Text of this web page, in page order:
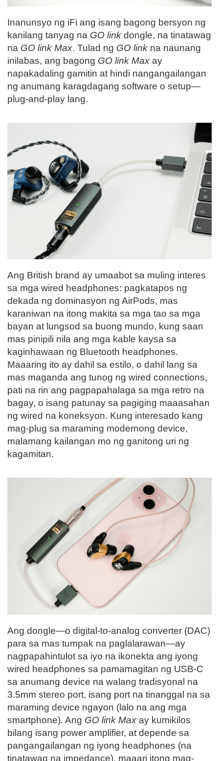
Inanunsyo ng iFi ang isang bagong bersyon ng
kanilang tanyag na GO link dongle, na tinatawag
na GO link Max. Tulad ng GO link na naunang
inilabas, ang bagong GO link Max ay
napakadaling gamitin at hindi nangangailangan
ng anumang karagdagang software o setup—
plug-and-play lang.
Ang British brand ay umaabot sa muling interes
sa mga wired headphones: pagkatapos ng
dekada ng dominasyon ng AirPods, mas
karaniwan na itong makita sa mga tao sa mga
bayan at lungsod sa buong mundo, kung saan
mas pinipili nila ang mga kable kaysa sa
kaginhawaan ng Bluetooth headphones.
Maaaring ito ay dahil sa estilo, o dahil lang sa
mas maganda ang tunog ng wired connections,
pati na rin ang pagpapahalaga sa mga retro na
bagay, o isang patunay sa pagiging maaasahan
ng wired na koneksyon. Kung interesado kang
mag-plug sa maraming modernong device,
malamang kailangan mo ng ganitong uri ng
kagamitan.
Ang dongle—o digital-to-analog converter (DAC)
para sa mas tumpak na paglalarawan—ay
nagpapahintulot sa iyo na ikonekta ang iyong
wired headphones sa pamamagitan ng USB-C
sa anumang device na walang tradisyonal na
3.5mm stereo port, isang port na tinanggal na sa
maraming device ngayon (lalo na ang mga
smartphone). Ang GO link Max ay kumikilos
bilang isang power amplifier, at depende sa
pangangailangan ng iyong headphones (na
tinatawag na impedance), maaari itong mag-